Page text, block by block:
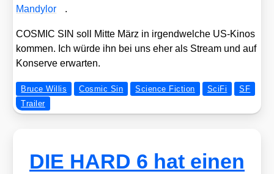
Man­dy­lor
.
COSMIC SIN soll Mit­te März in irgend­wel­che US-Kinos
kom­men. Ich wür­de ihn bei uns eher als Stream und auf
Kon­ser­ve erwar­ten.
Bruce Willis Cosmic Sin Science Fiction SciFi
SF
Trailer
DIE HARD 6 hat einen